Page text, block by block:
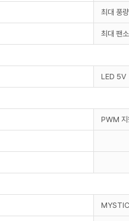
최대 풍량
최대 팬
LED 5V
PWM 지